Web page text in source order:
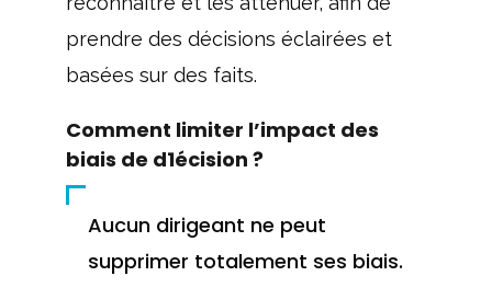
prendre des décisions éclairées et
basées sur des faits.
Comment limiter l’impact des
biais de d1écision ?
Aucun dirigeant ne peut
supprimer totalement ses biais.